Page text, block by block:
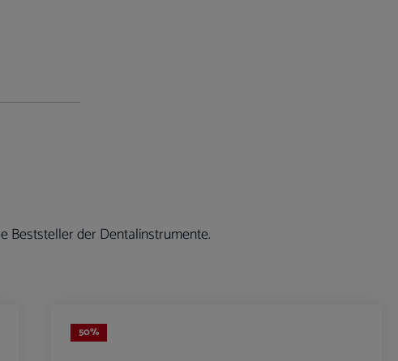
Beststeller der Dentalinstrumente.
50%